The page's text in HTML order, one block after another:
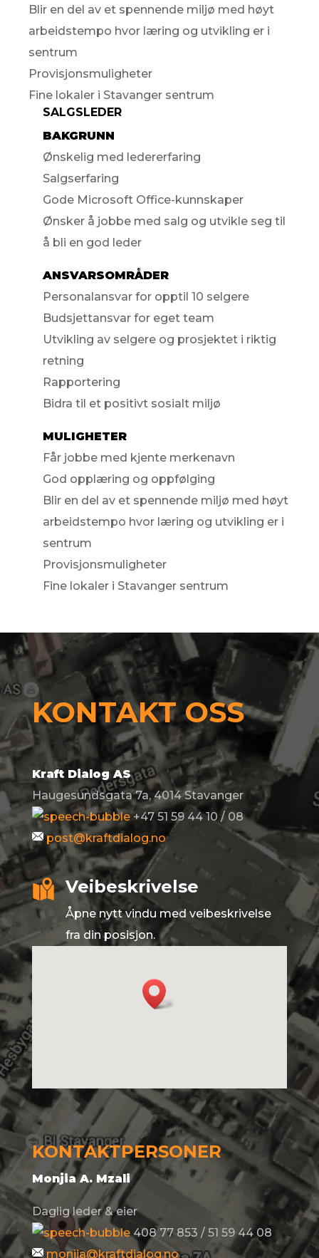
Blir en del av et spennende miljø med høyt
arbeidstempo hvor læring og utvikling er i
sentrum
Provisjonsmuligheter
Fine lokaler i Stavanger sentrum
SALGSLEDER
BAKGRUNN
Ønskelig med ledererfaring
Salgserfaring
Gode Microsoft Office-kunnskaper
Ønsker å jobbe med salg og utvikle seg til
å bli en god leder
ANSVARSOMRÅDER
Personalansvar for opptil 10 selgere
Budsjettansvar for eget team
Utvikling av selgere og prosjektet i riktig
retning
Rapportering
Bidra til et positivt sosialt miljø
MULIGHETER
Får jobbe med kjente merkenavn
God opplæring og oppfølging
Blir en del av et spennende miljø med høyt
arbeidstempo hvor læring og utvikling er i
sentrum
Provisjonsmuligheter
Fine lokaler i Stavanger sentrum
KONTAKT OSS
Kraft Dialog AS
Haugesundsgata 7a, 4014 Stavanger
+47 51 59 44 10 / 08
post@kraftdialog.no
Veibeskrivelse
Åpne nytt vindu med veibeskrivelse
fra din posisjon.
KONTAKTPERSONER
Monjia A. Mzali
Daglig leder & eier
408 77 853 / 51 59 44 08
monjia@kraftdialog.no